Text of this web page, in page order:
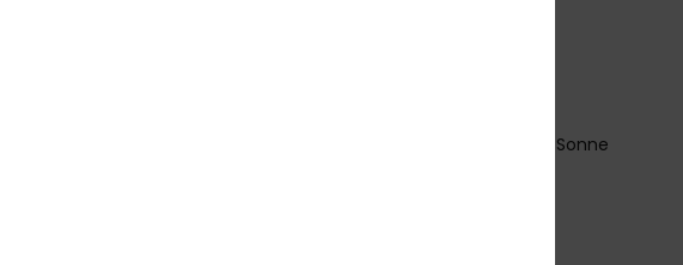
Kategorie 2 für einen mittelstarken Schutz vor der Sonne